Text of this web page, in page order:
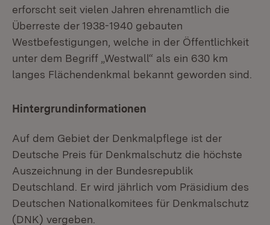
erforscht seit vielen Jahren ehrenamtlich die
Überreste der 1938-1940 gebauten
Westbefestigungen, welche in der Öffentlichkeit
unter dem Begriff „Westwall“ als ein 630 km
langes Flächendenkmal bekannt geworden sind.
Hintergrundinformationen
Auf dem Gebiet der Denkmalpflege ist der
Deutsche Preis für Denkmalschutz die höchste
Auszeichnung in der Bundesrepublik
Deutschland. Er wird jährlich vom Präsidium des
Deutschen Nationalkomitees für Denkmalschutz
(DNK) vergeben.